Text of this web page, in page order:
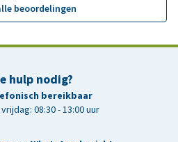
beoordelingen
hulp nodig?
bereikbaar
08:30 - 13:00 uur